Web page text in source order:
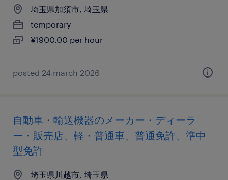
埼玉県加須市, 埼玉県
temporary
¥1900.00 per hour
posted 24 march 2026
自動車・輸送機器のメーカー・ディーラ
ー・販売店、軽・普通車、普通免許、準中
型免許
埼玉県川越市, 埼玉県